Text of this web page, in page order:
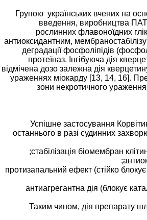
Групою українських вчених на
введення, виробництва
рослинних флавоноїдних
антиоксидантним,
деградації фосфоліпідів
протеїназ. Інгібуюча дія
відмічена дозо залежна дія
ураженнях міокарду [13, 14, 16].
зони некротичного
Успішне застосування
останнього в разі судинних
- протизапальний ефект (стійко
- антиагрегантна дія (блокує
Таким чином, дія препарату